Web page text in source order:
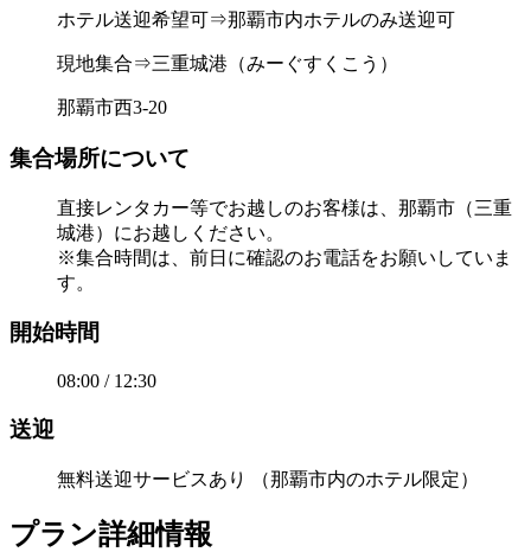
ホテル送迎希望可⇒那覇市内ホテルのみ送迎可
現地集合⇒三重城港（みーぐすくこう）
那覇市西3-20
集合場所について
直接レンタカー等でお越しのお客様は、那覇市（三重
城港）にお越しください。
※集合時間は、前日に確認のお電話をお願いしていま
す。
開始時間
08:00 / 12:30
送迎
無料送迎サービスあり （那覇市内のホテル限定）
プラン詳細情報